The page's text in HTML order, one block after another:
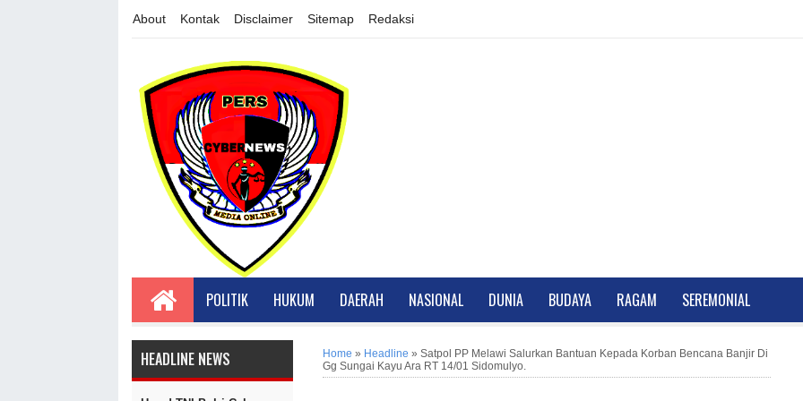
About Kontak Disclaimer Sitemap Redaksi
POLITIK HUKUM DAERAH NASIONAL DUNIA BUDAYA RAGAM SEREMONIAL
HEADLINE NEWS Home » Headline » Satpol PP Melawi Salurkan Bantuan Kepada Korban Bencana Banjir Di
Gg Sungai Kayu Ara RT 14/01 Sidomulyo.